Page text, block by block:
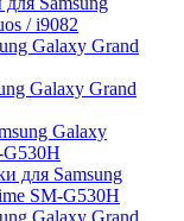
/ i9082
Galaxy Grand
Galaxy Grand
Galaxy
G530H
для Samsung
SM-G530H
Galaxy Grand